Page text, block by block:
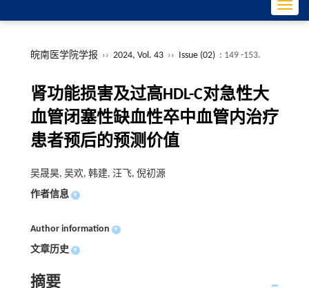
皖南医学院学报 ›› 2024, Vol. 43 ›› Issue (02) : 149 -153.
肾功能损害及过高HDL-C对急性大
血管闭塞性缺血性卒中血管内治疗
患者预后的预测价值
吴晟昊, 吴欢, 韩建, 汪飞, 倪初源
作者信息 +
Author information +
文章历史 +
摘要